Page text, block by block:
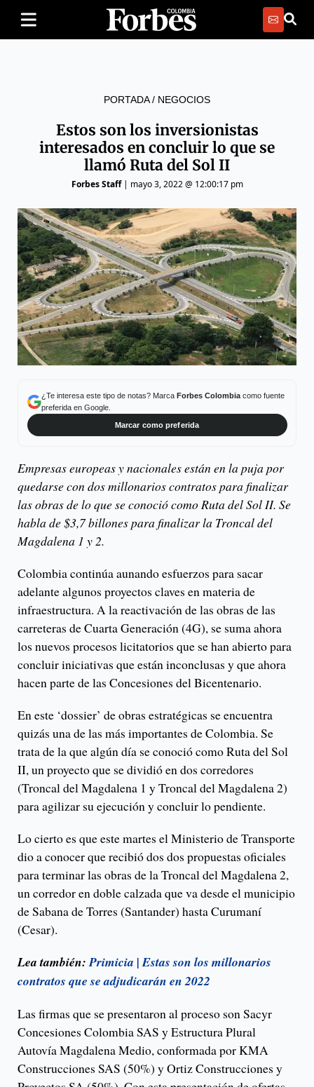
PORTADA/ NEGOCIOS
Estos son los inversionistas
interesados en concluir lo que se
llamó Ruta del Sol II
Forbes Staff| mayo 3, 2022 @ 12:00:17 pm
¿Te interesa este tipo de notas? Marca Forbes Colombiacomo fuente
preferida en Google.
Marcar como preferida
Empresas europeas y nacionales están en la puja por
quedarse con dos millonarios contratos para finalizar
las obras de lo que se conoció como Ruta del Sol II. Se
habla de $3,7 billones para finalizar la Troncal del
Magdalena 1 y 2.
Colombia continúa aunando esfuerzos para sacar
adelante algunos proyectos claves en materia de
infraestructura. A la reactivación de las obras de las
carreteras de Cuarta Generación (4G), se suma ahora
los nuevos procesos licitatorios que se han abierto para
concluir iniciativas que están inconclusas y que ahora
hacen parte de las Concesiones del Bicentenario.
En este ‘dossier’ de obras estratégicas se encuentra
quizás una de las más importantes de Colombia. Se
trata de la que algún día se conoció como Ruta del Sol
II, un proyecto que se dividió en dos corredores
(Troncal del Magdalena 1 y Troncal del Magdalena 2)
para agilizar su ejecución y concluir lo pendiente.
Lo cierto es que este martes el Ministerio de Transporte
dio a conocer que recibió dos dos propuestas oficiales
para terminar las obras de la Troncal del Magdalena 2,
un corredor en doble calzada que va desde el municipio
de Sabana de Torres (Santander) hasta Curumaní
(Cesar).
Lea también:Primicia | Estas son los millonarios
contratos que se adjudicarán en 2022
Las firmas que se presentaron al proceso son Sacyr
Concesiones Colombia SAS y Estructura Plural
Autovía Magdalena Medio, conformada por KMA
Construcciones SAS (50%) y Ortiz Construcciones y